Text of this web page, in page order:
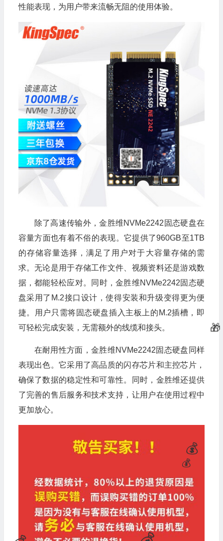
性能表现，为用户带来流畅无阻的使用体验。
除了高速传输外，金胜维NVMe2242固态硬盘在
容量方面也有着不俗的表现。它提供了960GB至1TB
的存储容量选择，满足了用户对于大容量存储的需
求。无论是用于存储工作文件、视频资料还是游戏数
据，都能轻松应对。同时，金胜维NVMe2242固态硬
盘采用了M.2接口设计，使得安装和升级变得更为便
捷。用户只需将固态硬盘插入主板上的M.2插槽，即
可轻松完成安装，无需额外的线缆和接头。
在耐用性方面，金胜维NVMe2242固态硬盘同样
表现出色。它采用了高品质的闪存芯片和主控芯片，
确保了数据的稳定性和可靠性。同时，金胜维还提供
了完善的售后服务和技术支持，让用户在使用过程中
更加放心。